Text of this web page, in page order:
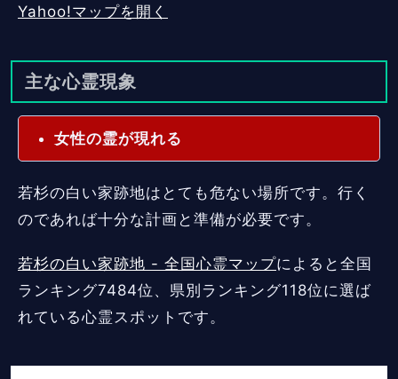
Yahoo!マップを開く
主な心霊現象
女性の霊が現れる
若杉の白い家跡地はとても危ない場所です。行く
のであれば十分な計画と準備が必要です。
若杉の白い家跡地 - 全国心霊マップによると全国
ランキング7484位、県別ランキング118位に選ば
れている心霊スポットです。